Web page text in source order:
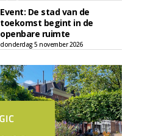
Event: De stad van de
toekomst begint in de
openbare ruimte
donderdag 5 november 2026